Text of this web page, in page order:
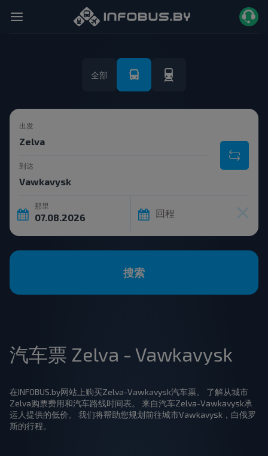
全部
出发
到达
那里
回程
搜索
汽车票 Zelva - Vawkavysk
在INFOBUS.by网站上购买Zelva-Vawkavysk汽车票。 了解从城市
Zelva购票费用和汽车路线时间表。 来自汽车Zelva-Vawkavysk承
运人提供的低价。 我们将帮助您规划前往城市Vawkavysk，白俄罗
斯的行程。